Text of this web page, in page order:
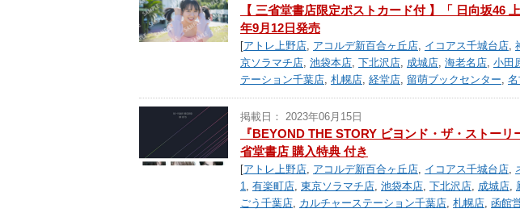
【 三省堂書店限定ポストカード付 】「 日向坂46
年9月12日発売
[アトレ上野店, アコルデ新百合ヶ丘店, イコアス千城台店,
京ソラマチ店, 池袋本店, 下北沢店, 成城店, 海老名店, 小田
テーション千葉店, 札幌店, 経堂店, 留萌ブックセンター,
掲載日： 2023年06月15日
『BEYOND THE STORY ビヨンド・ザ・ストー
省堂書店 購入特典 付き
[アトレ上野店, アコルデ新百合ヶ丘店, イコアス千城台店,
1, 有楽町店, 東京ソラマチ店, 池袋本店, 下北沢店, 成城店,
ごう千葉店, カルチャーステーション千葉店, 札幌店, 函館